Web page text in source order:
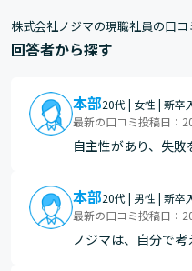
株式会社ノジマの現職社員の口コ
回答者から探す
本部20代 | 女性 | 新卒
最新の口コミ投稿日：
自主性があり、失
す。また、ごまか
っすぐに仕事に向き
す。 型にはまらな
してくれる文化が
本部20代 | 男性 | 新卒
最新の口コミ投稿日：
ノジマは、自分で